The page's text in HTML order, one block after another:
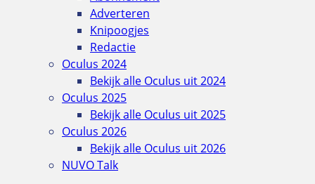
Adverteren
Knipoogjes
Redactie
Oculus 2024
Bekijk alle Oculus uit 2024
Oculus 2025
Bekijk alle Oculus uit 2025
Oculus 2026
Bekijk alle Oculus uit 2026
NUVO Talk